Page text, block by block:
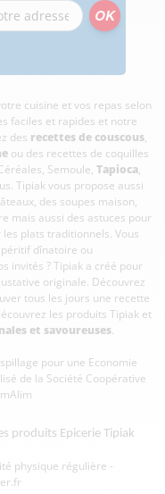
cuisine et vos repas selon
faciles et rapides et notre
des recettes de couscous,
ou des recettes de coquilles
Semoule, Tapioca,
Tipiak vous propose aussi
des soupes maison,
mais aussi des astuces pour
plats traditionnels. Vous
dînatoire ou
invités ? Tipiak a créé pour
originale. Découvrez
tous les jours une recette
les produits Tipiak et
et savoureuses.
pour une Economie
de la Société Coopérative
produits Epicerie Tipiak
physique régulière -